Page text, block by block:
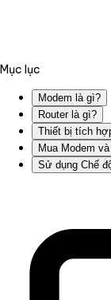
Mục lục
Modem là gì?
Router là gì?
Thiết bị tích
Mua Modem
Sử dụng Chế